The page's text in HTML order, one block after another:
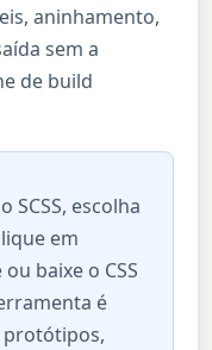
aninhamento,
sem a
de build
SCSS, escolha
em
baixe o CSS
é
protótipos,